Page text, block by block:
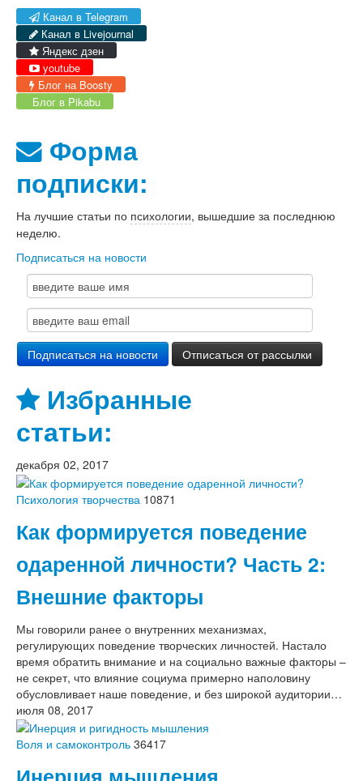
Канал в Telegram
Канал в Livejournal
Яндекс дзен
youtube
Блог на Boosty
Блог в Pikabu
Форма
подписки:
На лучшие статьи по психологии, вышедшие за последнюю
неделю.
Подписаться на новости
Избранные
статьи:
декабря 02, 2017
Психология творчества 10871
Как формируется поведение
одаренной личности? Часть 2:
Внешние факторы
Мы говорили ранее о внутренних механизмах,
регулирующих поведение творческих личностей. Настало
время обратить внимание и на социально важные факторы –
не секрет, что влияние социума примерно наполовину
обусловливает наше поведение, и без широкой аудитории…
июля 08, 2017
Воля и самоконтроль 36417